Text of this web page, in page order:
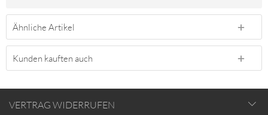
Ähnliche Artikel
Kunden kauften auch
VERTRAG WIDERRUFEN